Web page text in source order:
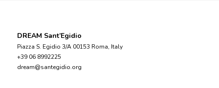
DREAM Sant’Egidio
Piazza S. Egidio 3/A 00153 Roma, Italy
+39 06 8992225
dream@santegidio.org